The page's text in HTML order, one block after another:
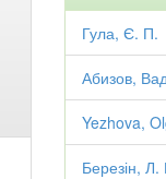
Гула, Є. П.
Абизов,
Yezhova,
Березін,